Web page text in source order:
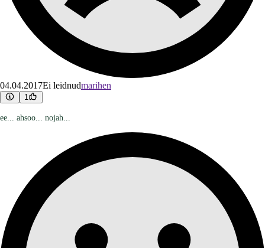
04.04.2017Ei leidnudmarihen
1
ee... ahsoo... nojah...